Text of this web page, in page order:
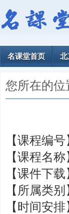
名课堂首页 北
您所在的位
【课程编号
【课程名称
【课件下载
【所属类别
【时间安排